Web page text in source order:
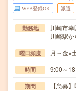
WEB登録OK 派遣
勤務地
川崎市
川崎駅
曜日頻度 月～金※
時間 9:00～
期間 【急募